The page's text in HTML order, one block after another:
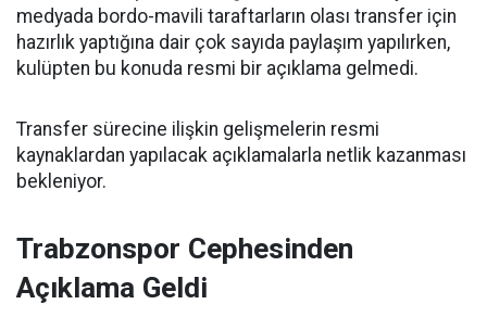
medyada bordo-mavili taraftarların olası transfer için
hazırlık yaptığına dair çok sayıda paylaşım yapılırken,
kulüpten bu konuda resmi bir açıklama gelmedi.
Transfer sürecine ilişkin gelişmelerin resmi
kaynaklardan yapılacak açıklamalarla netlik kazanması
bekleniyor.
Trabzonspor Cephesinden
Açıklama Geldi